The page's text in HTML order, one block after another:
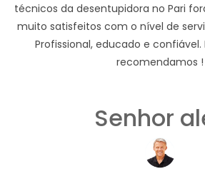
técnicos da desentupidora no Pari
muito satisfeitos com o nível de
Profissional, educado e
recomendamos !
Senhor